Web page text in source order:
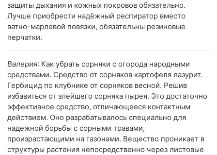
защиты дыхания и кожных покровов обязательно.
Лучше приобрести надёжный респиратор вместо
ватно-марлевой повязки, обязательны резиновые
перчатки.
Валерия: Как убрать сорняки с огорода народными
средствами. Средство от сорняков картофеля лазурит.
Гербицид по клубнике от сорняков весной. Решив
избавиться от злейшего сорняка пырея. Это достаточно
эффективное средство, отличающееся контактным
действием. Оно разрабатывалось специально для
надежной борьбы с сорными травами,
произрастающими на газонами. Вещество проникает в
структуры растения непосредственно через листовые